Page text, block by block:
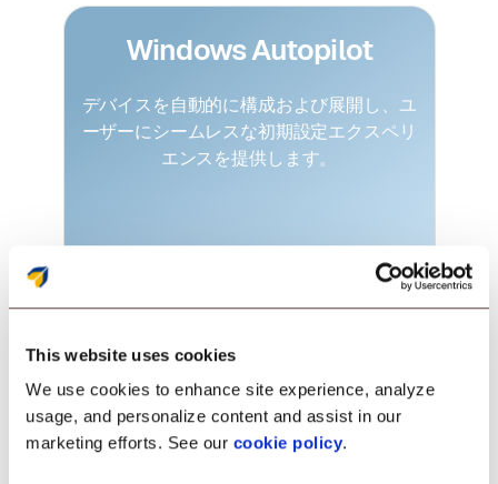
This website uses cookies
We use cookies to enhance site experience, analyze
usage, and personalize content and assist in our
marketing efforts. See our cookie policy.
Windows Autopilot
デバイスを自動的に構成および展開し、ユ
ーザーにシームレスな初期設定エクスペリ
エンスを提供します。
ユーザー主導の登録
既存の資格情報で登録を簡素化します。
Office 365またはGoogle Workspaceアカ
ウントを同期して、ユーザーのデバイスプ